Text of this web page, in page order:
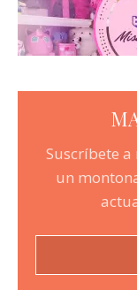
Suscríbete
un